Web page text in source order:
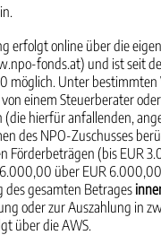
erfolgt online über die
fonds.at) und ist seit
möglich. Unter
einem Steuerberater
hierfür anfallenden,
des NPO-Zuschusses
Förderbeträgen (bis EUR
über EUR
des gesamten Betrages
oder zur Auszahlung in
über die AWS.